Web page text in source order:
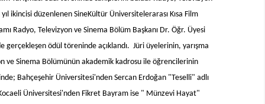
Film Yarışması Ödül Töreni 2. SineKültür
ikincisi düzenlenen SineKültür Üniversitelerarası Kısa Film
Radyo, Televizyon ve Sinema Bölüm Başkanı Dr. Öğr. Üyesi
gerçekleşen ödül töreninde açıklandı. Jüri üyelerinin, yarışma
ve Sinema Bölümünün akademik kadrosu ile öğrencilerinin
Bahçeşehir Üniversitesi'nden Sercan Erdoğan "Teselli" adlı
Üniversitesi'nden Fikret Bayram ise " Münzevi Hayat"